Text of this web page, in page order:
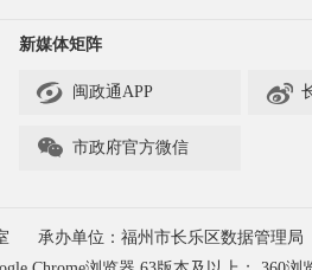
新媒体矩阵
 闽政通APP 
 市政府官方微信
承办单位：福州市长乐区数据管理局